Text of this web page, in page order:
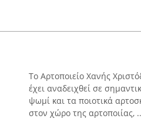
Το Αρτοποιείο Χανής
έχει αναδειχθεί σε
ψωμί και τα ποιοτικά
στον χώρο της αρτοποιίας,